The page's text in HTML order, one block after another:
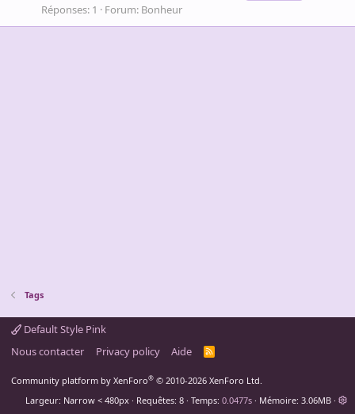
Réponses: 1 Forum: Bonheur
Tags
Default Style Pink
Nous contacter
Privacy policy Aide
R
Community platform by XenForo® © 2010-2026 XenForo Ltd.
Largeur
Requêtes 8 Temps 0.0477s Mémoire 3.06MB